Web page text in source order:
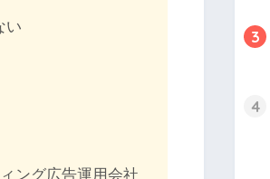
い
ング広告運用会社
3
4